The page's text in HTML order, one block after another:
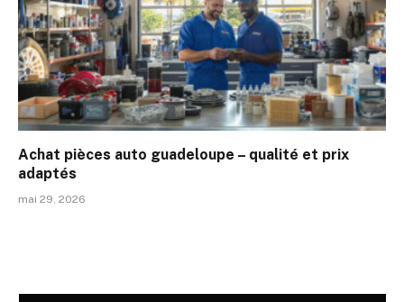
Achat pièces auto guadeloupe – qualité et prix
adaptés
mai 29, 2026